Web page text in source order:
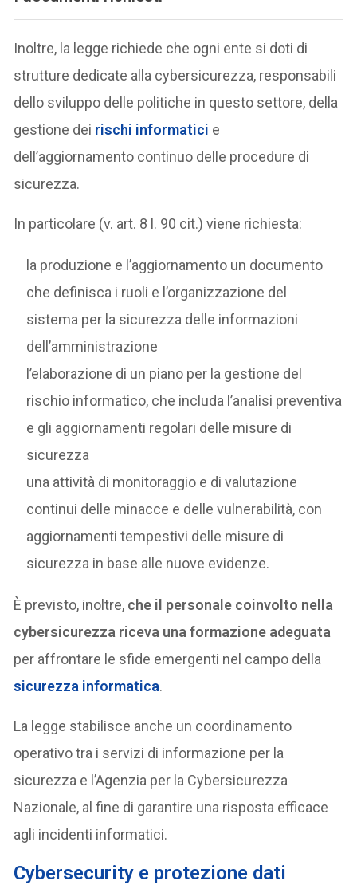
Inoltre, la legge richiede che ogni ente si doti di
strutture dedicate alla cybersicurezza, responsabili
dello sviluppo delle politiche in questo settore, della
gestione dei rischi informatici e
dell’aggiornamento continuo delle procedure di
sicurezza.
In particolare (v. art. 8 l. 90 cit.) viene richiesta:
la produzione e l’aggiornamento un documento
che definisca i ruoli e l’organizzazione del
sistema per la sicurezza delle informazioni
dell’amministrazione
l’elaborazione di un piano per la gestione del
rischio informatico, che includa l’analisi preventiva
e gli aggiornamenti regolari delle misure di
sicurezza
una attività di monitoraggio e di valutazione
continui delle minacce e delle vulnerabilità, con
aggiornamenti tempestivi delle misure di
sicurezza in base alle nuove evidenze.
È previsto, inoltre, che il personale coinvolto nella
cybersicurezza riceva una formazione adeguata
per affrontare le sfide emergenti nel campo della
sicurezza informatica.
La legge stabilisce anche un coordinamento
operativo tra i servizi di informazione per la
sicurezza e l’Agenzia per la Cybersicurezza
Nazionale, al fine di garantire una risposta efficace
agli incidenti informatici.
Cybersecurity e protezione dati